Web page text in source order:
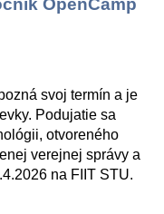
OpenCamp
svoj termín a je
Podujatie sa
otvoreného
verejnej správy a
na FIIT STU.